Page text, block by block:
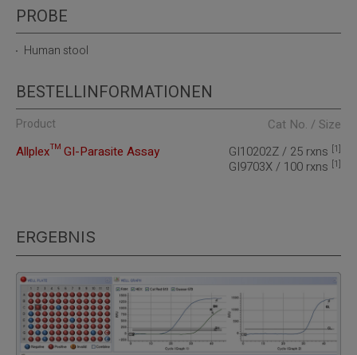
PROBE
Human stool
BESTELLINFORMATIONEN
Product
Cat No. / Size
Allplex™ GI-Parasite Assay
GI10202Z / 25 rxns [1]
GI9703X / 100 rxns [1]
ERGEBNIS